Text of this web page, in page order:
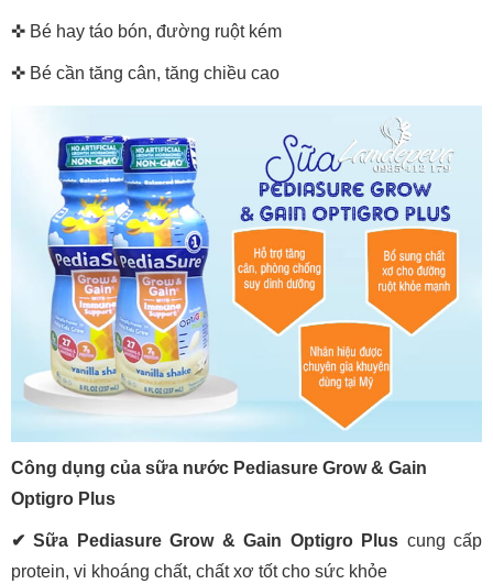
✜ Bé hay táo bón, đường ruột kém
✜ Bé cần tăng cân, tăng chiều cao
Công dụng của sữa nước Pediasure Grow & Gain
Optigro Plus
✔ Sữa Pediasure Grow & Gain Optigro Plus cung cấp
protein, vi khoáng chất, chất xơ tốt cho sức khỏe